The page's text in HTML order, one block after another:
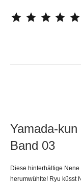
Yamada-
Band 03
Diese hinterhältige
herumwühlte! Ryu küsst